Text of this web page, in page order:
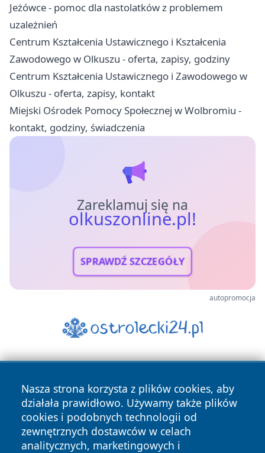
Jeżówce - pomoc dla nastolatków z problemem
uzależnień
Centrum Kształcenia Ustawicznego i Kształcenia
Zawodowego w Olkuszu - oferta, zapisy, godziny
Centrum Kształcenia Ustawicznego i Zawodowego w
Olkuszu - oferta, zapisy, kontakt
Miejski Ośrodek Pomocy Społecznej w Wolbromiu -
kontakt, godziny, świadczenia
Zareklamuj się na
olkuszonline.pl!
SPRAWDŹ SZCZEGÓŁY
autopromocja
Nasza strona korzysta z plików cookies, aby
działała prawidłowo. Używamy także plików
cookies i podobnych technologii od
zewnętrznych dostawców w celach
analitycznych, marketingowych i
Copyright © 2026 olkuszonline.pl Wszystkie prawa
zastrzeżone.